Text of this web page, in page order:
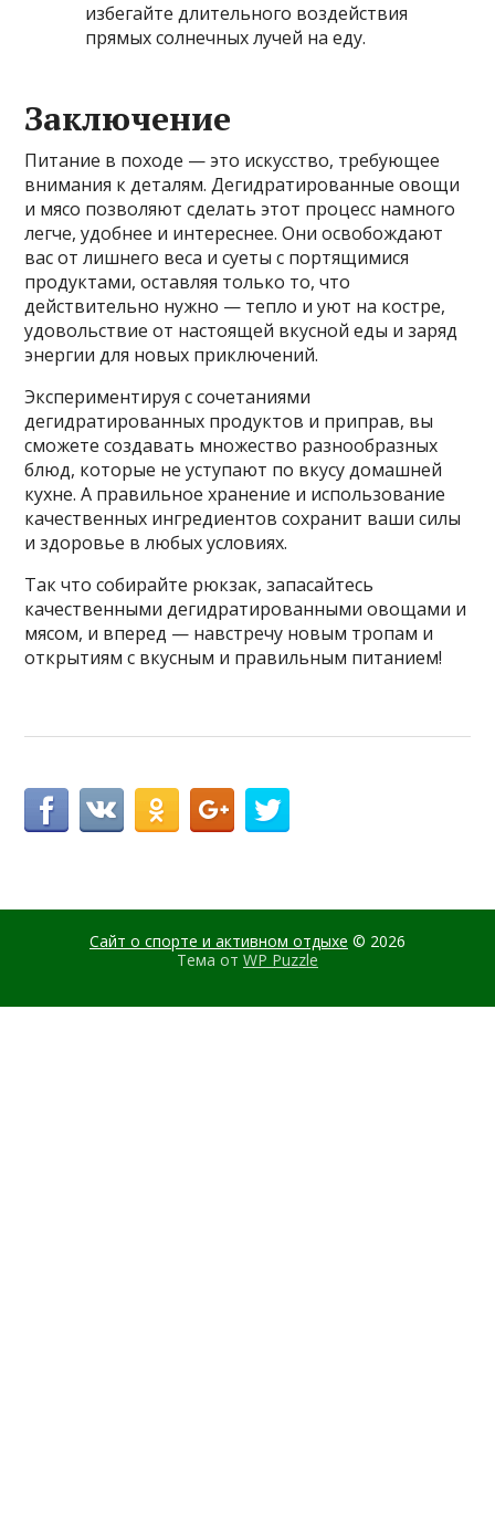
избегайте длительного воздействия
прямых солнечных лучей на еду.
Заключение
Питание в походе — это искусство, требующее
внимания к деталям. Дегидратированные овощи
и мясо позволяют сделать этот процесс намного
легче, удобнее и интереснее. Они освобождают
вас от лишнего веса и суеты с портящимися
продуктами, оставляя только то, что
действительно нужно — тепло и уют на костре,
удовольствие от настоящей вкусной еды и заряд
энергии для новых приключений.
Экспериментируя с сочетаниями
дегидратированных продуктов и приправ, вы
сможете создавать множество разнообразных
блюд, которые не уступают по вкусу домашней
кухне. А правильное хранение и использование
качественных ингредиентов сохранит ваши силы
и здоровье в любых условиях.
Так что собирайте рюкзак, запасайтесь
качественными дегидратированными овощами и
мясом, и вперед — навстречу новым тропам и
открытиям с вкусным и правильным питанием!
Сайт о спорте и активном отдыхе © 2026
Тема от WP Puzzle